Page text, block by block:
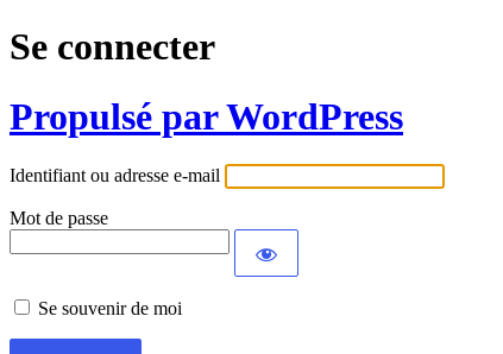
Se connecter
Propulsé par WordPress
Identifiant ou adresse e-mail
Mot de passe
Se souvenir de moi